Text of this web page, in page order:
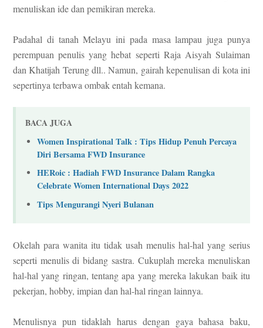
menuliskan ide dan pemikiran mereka.
Padahal di tanah Melayu ini pada masa lampau juga punya
perempuan penulis yang hebat seperti Raja Aisyah Sulaiman
dan Khatijah Terung dll.. Namun, gairah kepenulisan di kota ini
sepertinya terbawa ombak entah kemana.
BACA JUGA
Women Inspirational Talk : Tips Hidup Penuh Percaya
Diri Bersama FWD Insurance
HERoic : Hadiah FWD Insurance Dalam Rangka
Celebrate Women International Days 2022
Tips Mengurangi Nyeri Bulanan
Okelah para wanita itu tidak usah menulis hal-hal yang serius
seperti menulis di bidang sastra. Cukuplah mereka menuliskan
hal-hal yang ringan, tentang apa yang mereka lakukan baik itu
pekerjan, hobby, impian dan hal-hal ringan lainnya.
Menulisnya pun tidaklah harus dengan gaya bahasa baku,